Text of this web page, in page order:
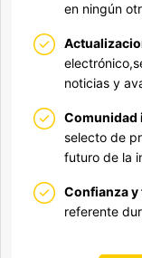
en ningún
noticias y
Comunidad
selecto de
futuro de la
Confianza
referente